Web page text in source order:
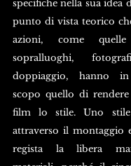
specifiche nella sua idea
punto di vista teorico
azioni, come
sopralluoghi,
doppiaggio, hanno
scopo quello di
film lo stile. Uno
attraverso il montaggio
regista la libera